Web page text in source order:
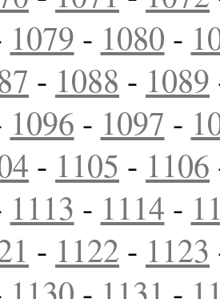
1079 - 1080 -
- 1088 - 1089
1096 - 1097 -
- 1105 - 1106
1113 - 1114 -
- 1122 - 1123